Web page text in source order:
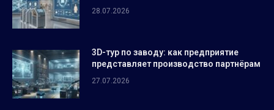
28.07.2026
3D-тур по заводу: как предприятие
представляет производство партнёрам
27.07.2026